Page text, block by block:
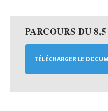
PARCOURS DU
TÉLÉCHARGER LE